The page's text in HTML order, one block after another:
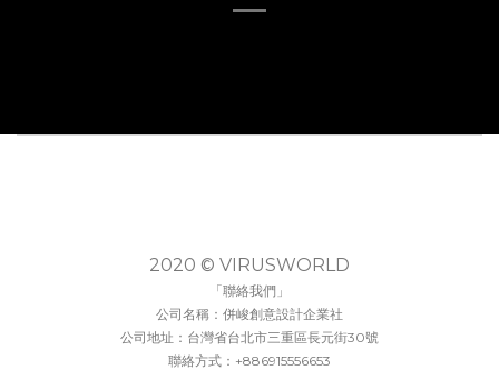
2020 © VIRUSWORLD
「聯絡我們」
公司名稱：併峻創意設計企業社
公司地址：台灣省台北市三重區長元街30號
聯絡方式：+886915556653